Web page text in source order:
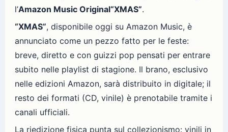
l’Amazon Music Original“XMAS”.
“XMAS”, disponibile oggi su Amazon Music, è
annunciato come un pezzo fatto per le feste:
breve, diretto e con guizzi pop pensati per entrare
subito nelle playlist di stagione. Il brano, esclusivo
nelle edizioni Amazon, sarà distribuito in digitale; il
resto dei formati (CD, vinile) è prenotabile tramite i
canali ufficiali.
La riedizione fisica punta sul collezionismo: vinili in